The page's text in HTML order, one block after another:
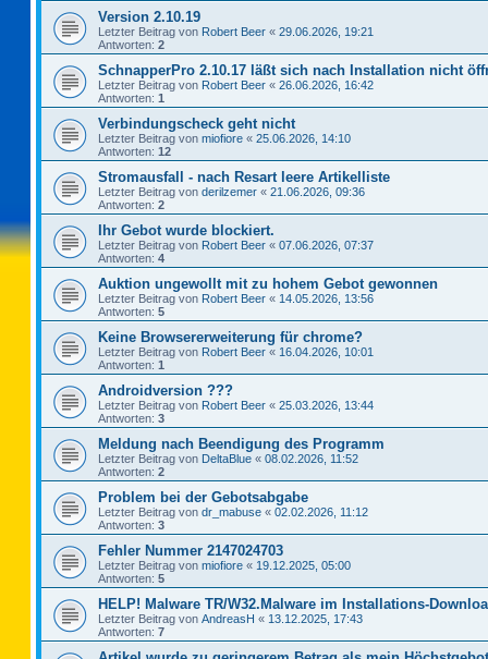
Version 2.10.19
Letzter Beitrag von Robert Beer « 29.06.2026, 19:21
Antworten: 2
SchnapperPro 2.10.17 läßt sich nach Installation nicht
Letzter Beitrag von Robert Beer « 26.06.2026, 16:42
Antworten: 1
Verbindungscheck geht nicht
Letzter Beitrag von miofiore « 25.06.2026, 14:10
Antworten: 12
Stromausfall - nach Resart leere Artikelliste
Letzter Beitrag von derilzemer « 21.06.2026, 09:36
Antworten: 2
Ihr Gebot wurde blockiert.
Letzter Beitrag von Robert Beer « 07.06.2026, 07:37
Antworten: 4
Auktion ungewollt mit zu hohem Gebot gewonnen
Letzter Beitrag von Robert Beer « 14.05.2026, 13:56
Antworten: 5
Keine Browsererweiterung für chrome?
Letzter Beitrag von Robert Beer « 16.04.2026, 10:01
Antworten: 1
Androidversion ???
Letzter Beitrag von Robert Beer « 25.03.2026, 13:44
Antworten: 3
Meldung nach Beendigung des Programm
Letzter Beitrag von DeltaBlue « 08.02.2026, 11:52
Antworten: 2
Problem bei der Gebotsabgabe
Letzter Beitrag von dr_mabuse « 02.02.2026, 11:12
Antworten: 3
Fehler Nummer 2147024703
Letzter Beitrag von miofiore « 19.12.2025, 05:00
Antworten: 5
HELP! Malware TR/W32.Malware im Installations-
Letzter Beitrag von AndreasH « 13.12.2025, 17:43
Antworten: 7